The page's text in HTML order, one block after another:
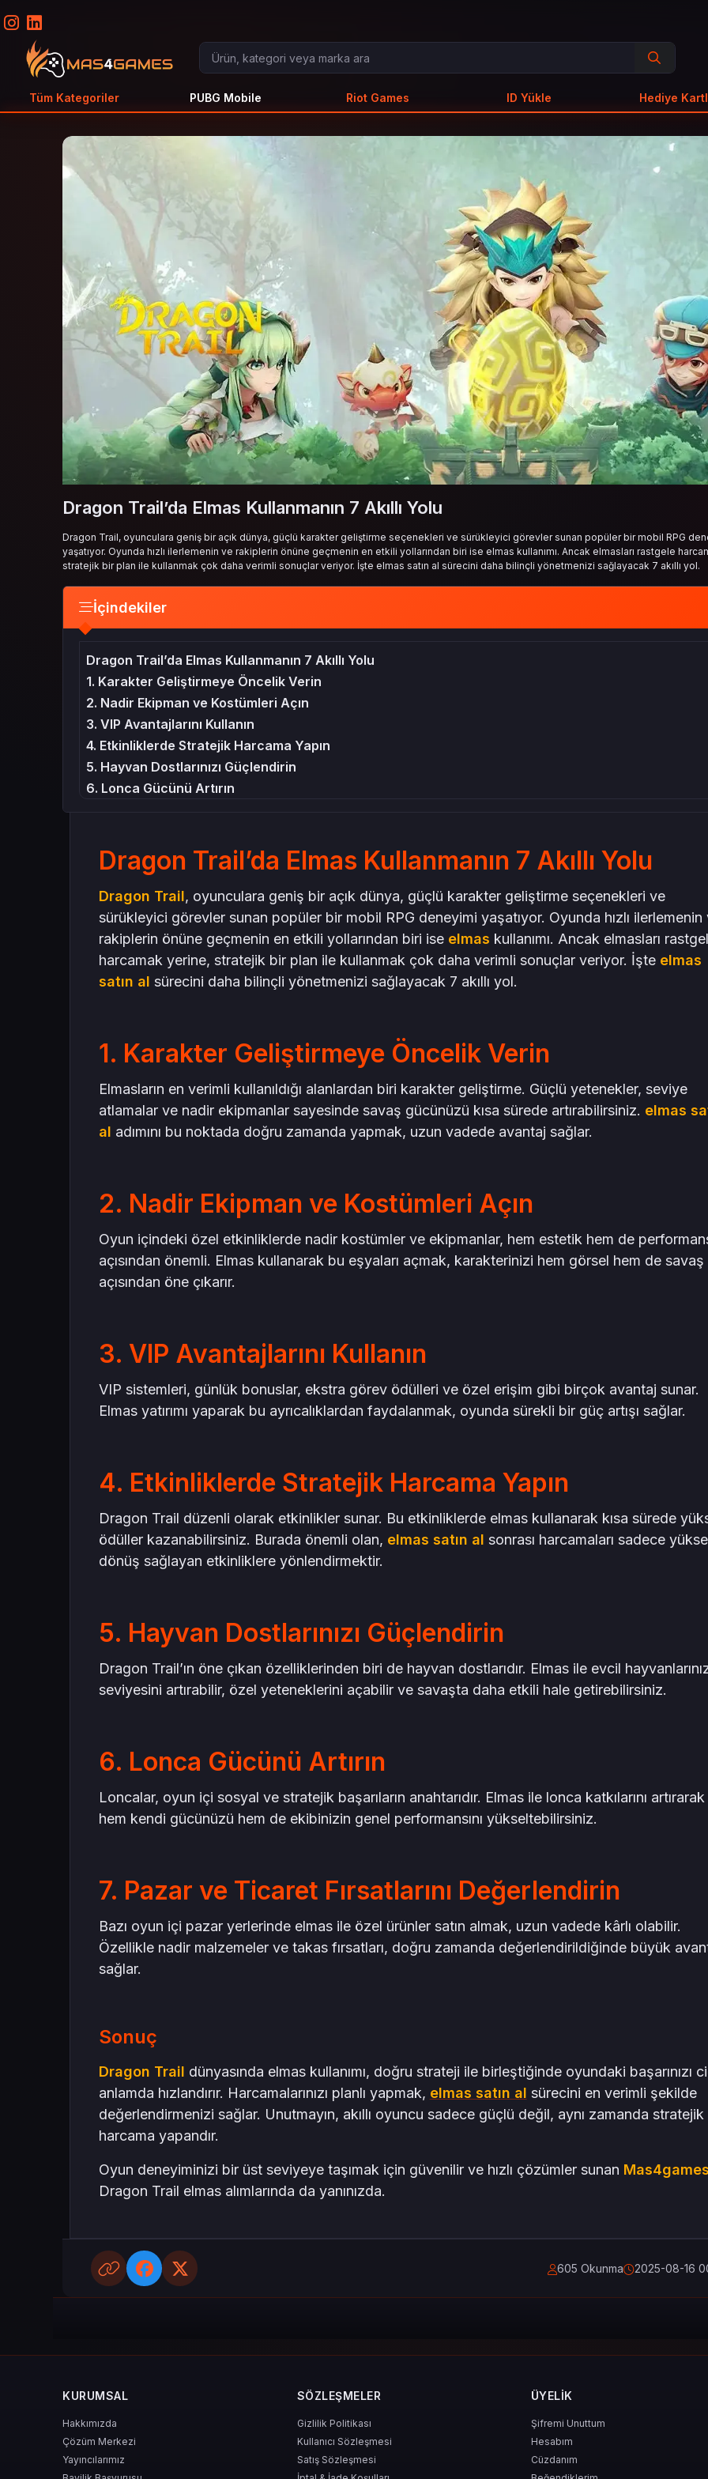
Tüm Kategoriler PUBG Mobile Riot Games ID Yükle Hediye
Dragon Trail’da Elmas Kullanmanın 7 Akıllı Yolu
Dragon Trail, oyunculara geniş bir açık dünya, güçlü karakter geliştirme seçenekleri ve sürükleyici görevler sunan popüler bir mobil RPG
yaşatıyor. Oyunda hızlı ilerlemenin ve rakiplerin önüne geçmenin en etkili yollarından biri ise elmas kullanımı. Ancak elmasları rastgele
stratejik bir plan ile kullanmak çok daha verimli sonuçlar veriyor. İşte elmas satın al sürecini daha bilinçli yönetmenizi sağlayacak 7 akıllı yol.
İçindekiler
Dragon Trail’da Elmas Kullanmanın 7 Akıllı Yolu
1. Karakter Geliştirmeye Öncelik Verin
2. Nadir Ekipman ve Kostümleri Açın
3. VIP Avantajlarını Kullanın
4. Etkinliklerde Stratejik Harcama Yapın
5. Hayvan Dostlarınızı Güçlendirin
6. Lonca Gücünü Artırın
Dragon Trail’da Elmas Kullanmanın 7 Akıllı Yolu
Dragon Trail, oyunculara geniş bir açık dünya, güçlü karakter geliştirme seçenekleri ve
sürükleyici görevler sunan popüler bir mobil RPG deneyimi yaşatıyor. Oyunda hızlı ilerlemenin
rakiplerin önüne geçmenin en etkili yollarından biri ise elmas kullanımı. Ancak elmasları
harcamak yerine, stratejik bir plan ile kullanmak çok daha verimli sonuçlar veriyor. İşte elmas
satın al sürecini daha bilinçli yönetmenizi sağlayacak 7 akıllı yol.
1. Karakter Geliştirmeye Öncelik Verin
Elmasların en verimli kullanıldığı alanlardan biri karakter geliştirme. Güçlü yetenekler, seviye
atlamalar ve nadir ekipmanlar sayesinde savaş gücünüzü kısa sürede artırabilirsiniz. elmas
al adımını bu noktada doğru zamanda yapmak, uzun vadede avantaj sağlar.
2. Nadir Ekipman ve Kostümleri Açın
Oyun içindeki özel etkinliklerde nadir kostümler ve ekipmanlar, hem estetik hem de
açısından önemli. Elmas kullanarak bu eşyaları açmak, karakterinizi hem görsel hem de savaş
açısından öne çıkarır.
3. VIP Avantajlarını Kullanın
VIP sistemleri, günlük bonuslar, ekstra görev ödülleri ve özel erişim gibi birçok avantaj sunar.
Elmas yatırımı yaparak bu ayrıcalıklardan faydalanmak, oyunda sürekli bir güç artışı sağlar.
4. Etkinliklerde Stratejik Harcama Yapın
Dragon Trail düzenli olarak etkinlikler sunar. Bu etkinliklerde elmas kullanarak kısa sürede
ödüller kazanabilirsiniz. Burada önemli olan, elmas satın al sonrası harcamaları sadece
dönüş sağlayan etkinliklere yönlendirmektir.
5. Hayvan Dostlarınızı Güçlendirin
Dragon Trail’ın öne çıkan özelliklerinden biri de hayvan dostlarıdır. Elmas ile evcil
seviyesini artırabilir, özel yeteneklerini açabilir ve savaşta daha etkili hale getirebilirsiniz.
6. Lonca Gücünü Artırın
Loncalar, oyun içi sosyal ve stratejik başarıların anahtarıdır. Elmas ile lonca katkılarını artırarak
hem kendi gücünüzü hem de ekibinizin genel performansını yükseltebilirsiniz.
7. Pazar ve Ticaret Fırsatlarını Değerlendirin
Bazı oyun içi pazar yerlerinde elmas ile özel ürünler satın almak, uzun vadede kârlı olabilir.
Özellikle nadir malzemeler ve takas fırsatları, doğru zamanda değerlendirildiğinde büyük
sağlar.
Sonuç
Dragon Trail dünyasında elmas kullanımı, doğru strateji ile birleştiğinde oyundaki başarınızı
anlamda hızlandırır. Harcamalarınızı planlı yapmak, elmas satın al sürecini en verimli şekilde
değerlendirmenizi sağlar. Unutmayın, akıllı oyuncu sadece güçlü değil, aynı zamanda stratejik
harcama yapandır.
Oyun deneyiminizi bir üst seviyeye taşımak için güvenilir ve hızlı çözümler sunan Mas4games
Dragon Trail elmas alımlarında da yanınızda.
605 Okunma 2025-08-16
KURUMSAL
Hakkımızda
Çözüm Merkezi
Yayıncılarımız
SÖZLEŞMELER
Gizlilik Politikası
Kullanıcı Sözleşmesi
Satış Sözleşmesi
ÜYELIK
Şifremi Unuttum
Hesabım
Cüzdanım